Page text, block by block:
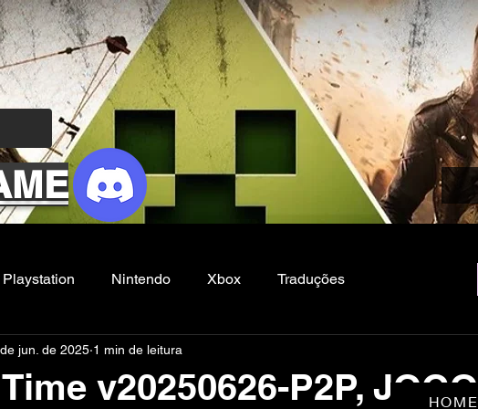
Playstation Nintendo Xbox Traduções
Filmes e Series Noticias
v20250626-P2P, JOGO
jun. de 2025 1 min de leitura
HOME